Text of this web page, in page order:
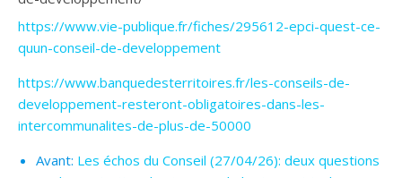
https://www.vie-publique.fr/fiches/295612-epci-quest-ce-
quun-conseil-de-developpement
https://www.banquedesterritoires.fr/les-conseils-de-
developpement-resteront-obligatoires-dans-les-
intercommunalites-de-plus-de-50000
Avant: Les échos du Conseil (27/04/26): deux questions